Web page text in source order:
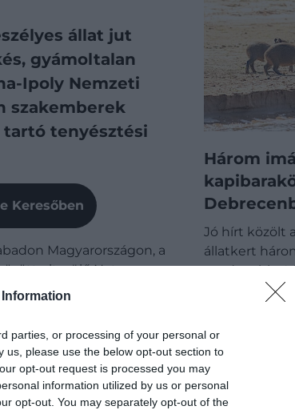
parties, or processing of your personal or
please use the below opt-out section to
opt-out request is processed you may
information utilized by us or personal
opt-out. You may separately opt-out of the
állat jut
gyámoltalan
Ipoly Nemzeti
szakemberek
tartó tenyésztési
Keresőben
Magyarországon, a
elterülő Natura
Három
Jó hírt közölt
állatkert
gazdagabb. A